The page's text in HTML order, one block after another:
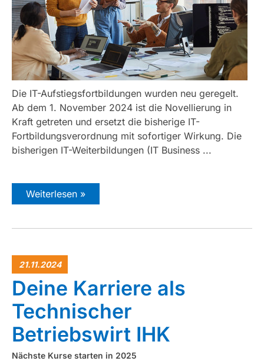
Die IT-Aufstiegsfortbildungen wurden neu geregelt.
Ab dem 1. November 2024 ist die Novellierung in
Kraft getreten und ersetzt die bisherige IT-
Fortbildungsverordnung mit sofortiger Wirkung. Die
bisherigen IT-Weiterbildungen (IT Business ...
Weiterlesen »
21.11.2024
Deine Karriere als
Technischer
Betriebswirt IHK
Nächste Kurse starten in 2025